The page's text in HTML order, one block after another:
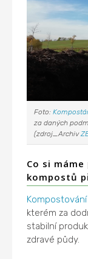
Foto:
za daných
(zdroj_Archiv
Co si
kompostů
Kompostování
kterém za
stabilní
zdravé půdy.